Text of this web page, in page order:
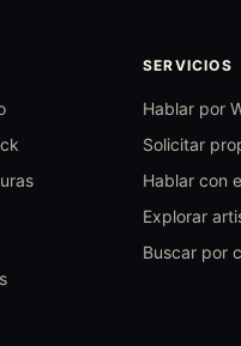
SERVICIOS
Hablar por
Solicitar
Hablar con
Explorar
Buscar por